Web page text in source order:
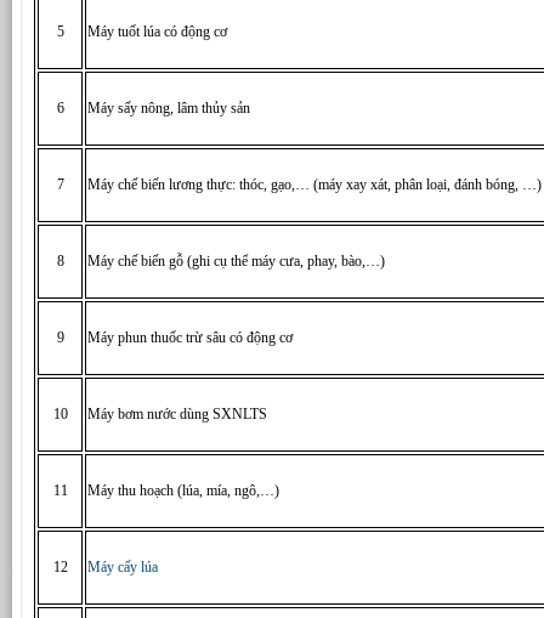
5 Máy tuốt lúa có động cơ
6 Máy sấy nông, lâm thủy sản
7 Máy chế biến lương thực: thóc, gạo,… (máy xay xát, phân loại, đánh bóng, …)
8 Máy chế biến gỗ (ghi cụ thể máy cưa, phay, bào,…)
9 Máy phun thuốc trừ sâu có động cơ
10 Máy bơm nước dùng SXNLTS
11 Máy thu hoạch (lúa, mía, ngô,…)
12 Máy cấy lúa